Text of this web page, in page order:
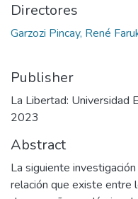
Directores
Garzozi Pincay, René
Publisher
La Libertad: Universidad
2023
Abstract
La siguiente
relación que existe entre